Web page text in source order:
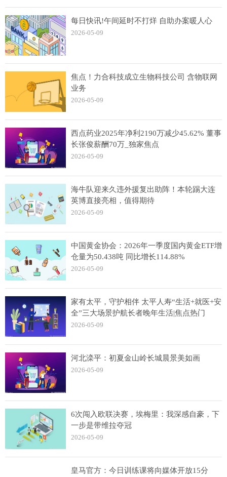
每日快讯!午间延时不打烊 自助办案暖人心
2026-05-09
焦点！力合科技成立生物科技公司 含物联网
业务
2026-05-09
西点药业2025年净利2190万减少45.62% 董事
长张俊薪酬70万_独家焦点
2026-05-09
海牛队迎来久违外援复出助阵！本轮踢大连
英博直接亮相，值得期待
2026-05-09
中国黄金协会：2026年一季度国内黄金ETF增
仓量为50.438吨 同比增长114.88%
2026-05-09
家有太平，守护相伴 太平人寿“生活+就医+安
全”三大场景护航长者晚年生活|焦点热门
2026-05-09
河北滦平：初夏金山岭长城晨景美如画
2026-05-09
6次闯入欧联决赛，埃梅里：我深感自豪，下
一步是带维拉夺冠
2026-05-09
皇马官方：今日训练课将向媒体开放15分